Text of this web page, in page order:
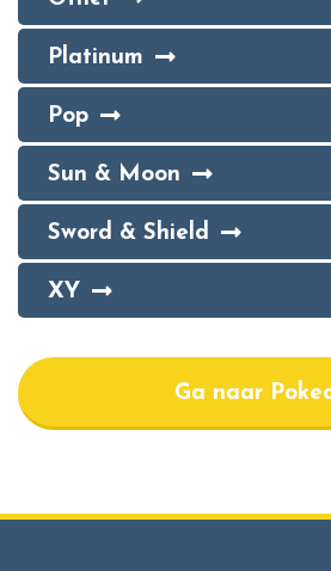
Platinum
Pop
Sun & Moon
Sword & Shield
XY
Ga naar